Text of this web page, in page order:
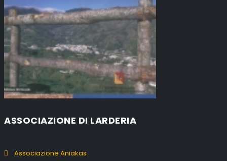
ASSOCIAZIONE DI LARDERIA
Associazione Aniakas